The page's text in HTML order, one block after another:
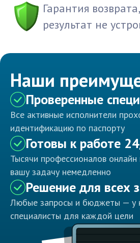
Гарантия
результат не
Наши
Проверенные
Все активные исполнители
идентификацию по паспорту
Готовы к работе
Тысячи профессионалов онлайн
вашу задачу немедленно
Решение для всех
Любые запросы и бюджеты — у
специалисты для каждой цели